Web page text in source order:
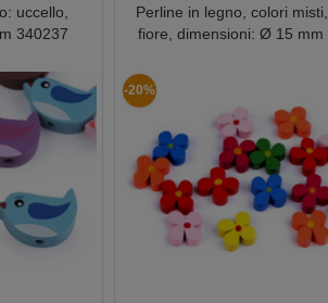
uccello,
340237
Perline in legno, colori
fiore, dimensioni: Ø 15 mm
-20%